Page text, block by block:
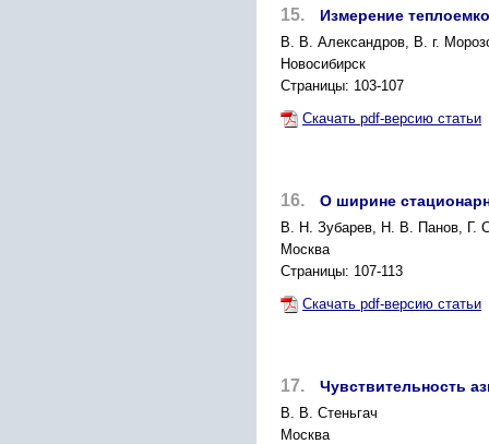
15. Измерение
B. В. Александров, В. г.
Новосибирск
Страницы: 103-107
Скачать pdf-версию статьи
16. О ширине
В. Н. Зубарев, Н. В. Панов, Г.
Москва
Страницы: 107-113
Скачать pdf-версию статьи
17. Чувствительность
В. В. Стеньгач
Москва